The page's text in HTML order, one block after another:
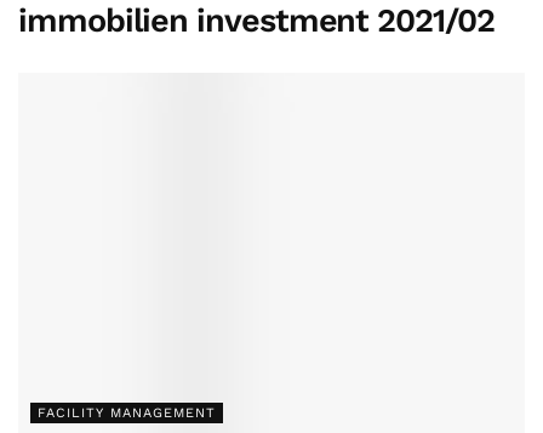
immobilien investment 2021/02
FACILITY MANAGEMENT